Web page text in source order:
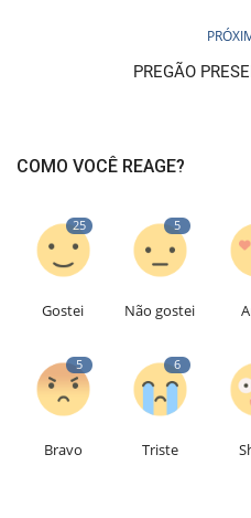
PREGÃO
COMO VOCÊ REAGE?
25
Gostei
5
Não gostei
5
Bravo
6
Triste